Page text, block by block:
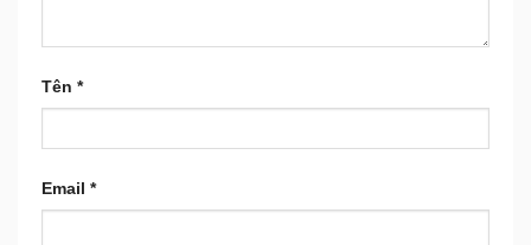
Tên *
Email *